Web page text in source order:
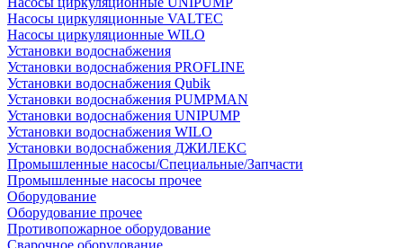
Насосы циркуляционные VALTEC
Насосы циркуляционные WILO
Установки водоснабжения
Установки водоснабжения PROFLINE
Установки водоснабжения Qubik
Установки водоснабжения PUMPMAN
Установки водоснабжения UNIPUMP
Установки водоснабжения WILO
Установки водоснабжения ДЖИЛЕКС
Промышленные насосы/Специальные/Запчасти
Промышленные насосы прочее
Оборудование
Оборудование прочее
Противопожарное оборудование
Сварочное оборудование